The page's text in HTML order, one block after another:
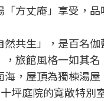
「方丈庵」享受，
然共生」，是百名
，旅館風格一如其
海，屋頂為獨棟湯
十坪庭院的寬敞特